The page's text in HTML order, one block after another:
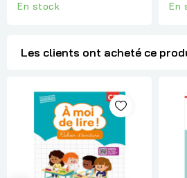
En stock En
Les clients ont acheté ce